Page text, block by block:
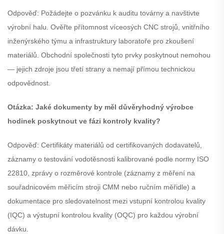
Odpověď: Požádejte o pozvánku k auditu továrny a navštivte
výrobní halu. Ověřte přítomnost víceosých CNC strojů, vnitřního
inženýrského týmu a infrastruktury laboratoře pro zkoušení
materiálů. Obchodní společnosti tyto prvky poskytnout nemohou
— jejich zdroje jsou třetí strany a nemají přímou technickou
odpovědnost.
Otázka: Jaké dokumenty by měl důvěryhodný výrobce
hodinek poskytnout ve fázi kontroly kvality?
Odpověď: Certifikáty materiálů od certifikovaných dodavatelů,
záznamy o testování vodotěsnosti kalibrované podle normy ISO
22810, zprávy o rozměrové kontrole (záznamy z měření na
souřadnicovém měřicím stroji CMM nebo ručním měřidle) a
dokumentace pro sledovatelnost mezi vstupní kontrolou kvality
(IQC) a výstupní kontrolou kvality (OQC) pro každou výrobní
dávku.